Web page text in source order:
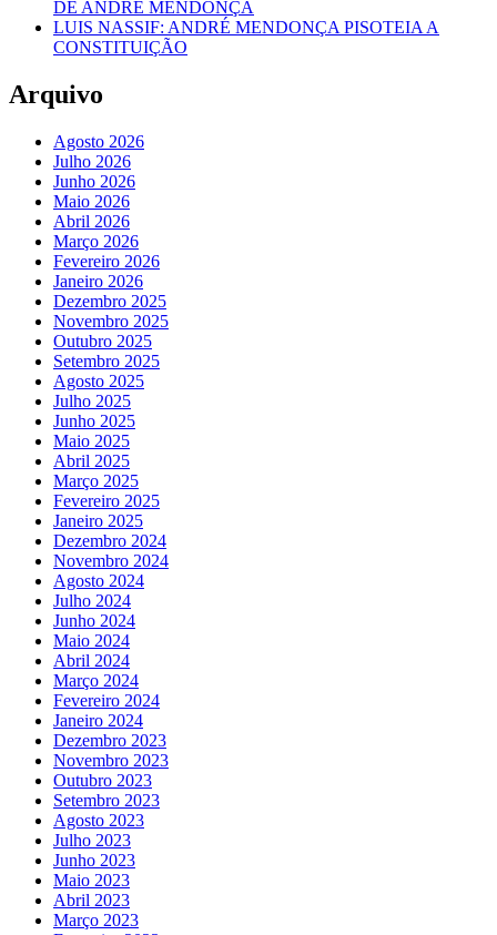
DE ANDRÉ MENDONÇA
LUIS NASSIF: ANDRÉ MENDONÇA PISOTEIA A
CONSTITUIÇÃO
Arquivo
Agosto 2026
Julho 2026
Junho 2026
Maio 2026
Abril 2026
Março 2026
Fevereiro 2026
Janeiro 2026
Dezembro 2025
Novembro 2025
Outubro 2025
Setembro 2025
Agosto 2025
Julho 2025
Junho 2025
Maio 2025
Abril 2025
Março 2025
Fevereiro 2025
Janeiro 2025
Dezembro 2024
Novembro 2024
Agosto 2024
Julho 2024
Junho 2024
Maio 2024
Abril 2024
Março 2024
Fevereiro 2024
Janeiro 2024
Dezembro 2023
Novembro 2023
Outubro 2023
Setembro 2023
Agosto 2023
Julho 2023
Junho 2023
Maio 2023
Abril 2023
Março 2023